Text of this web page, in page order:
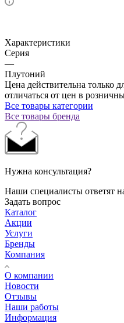
Характеристики
Серия
—
Плутоний
Цена действительна только
отличаться от цен в
Все товары категории
Все товары бренда
Нужна консультация?
Наши специалисты ответят
Задать вопрос
Каталог
Акции
Услуги
Бренды
Компания
О компании
Новости
Отзывы
Наши работы
Информация